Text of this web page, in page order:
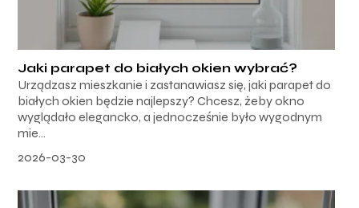
Jaki parapet do białych okien wybrać?
Urządzasz mieszkanie i zastanawiasz się, jaki parapet do
białych okien będzie najlepszy? Chcesz, żeby okno
wyglądało elegancko, a jednocześnie było wygodnym
mie...
2026-03-30